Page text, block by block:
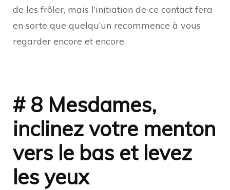
de les frôler, mais l’initiation de ce contact fera
en sorte que quelqu’un recommence à vous
regarder encore et encore.
# 8 Mesdames,
inclinez votre menton
vers le bas et levez
les yeux